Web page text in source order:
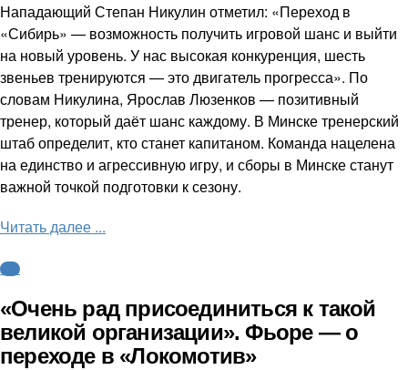
Нападающий Степан Никулин отметил: «Переход в
«Сибирь» — возможность получить игровой шанс и выйти
на новый уровень. У нас высокая конкуренция, шесть
звеньев тренируются — это двигатель прогресса». По
словам Никулина, Ярослав Люзенков — позитивный
тренер, который даёт шанс каждому. В Минске тренерский
штаб определит, кто станет капитаном. Команда нацелена
на единство и агрессивную игру, и сборы в Минске станут
важной точкой подготовки к сезону.
Читать далее ...
КХЛ
«Очень рад присоединиться к такой
великой организации». Фьоре — о
переходе в «Локомотив»